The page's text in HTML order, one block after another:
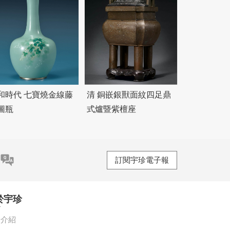
時代 七寶燒金線藤
瓶
清 銅嵌銀獸面紋四足鼎
式爐暨紫檀座
訂閱宇珍電子報
宇珍
紹